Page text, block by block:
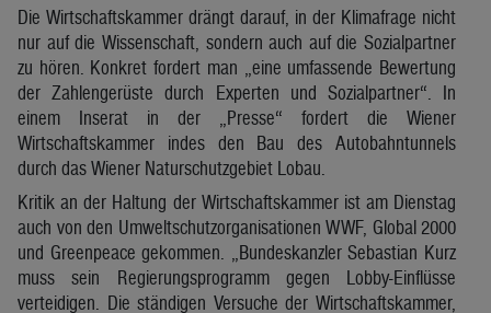
Die Wirtschaftskammer drängt darauf, in der Klimafrage nicht
nur auf die Wissenschaft, sondern auch auf die Sozialpartner
zu hören. Konkret fordert man „eine umfassende Bewertung
der Zahlengerüste durch Experten und Sozialpartner“. In
einem Inserat in der „Presse“ fordert die Wiener
Wirtschaftskammer indes den Bau des Autobahntunnels
durch das Wiener Naturschutzgebiet Lobau.
Kritik an der Haltung der Wirtschaftskammer ist am Dienstag
auch von den Umweltschutzorganisationen WWF, Global 2000
und Greenpeace gekommen. „Bundeskanzler Sebastian Kurz
muss sein Regierungsprogramm gegen Lobby-Einflüsse
verteidigen. Die ständigen Versuche der Wirtschaftskammer,